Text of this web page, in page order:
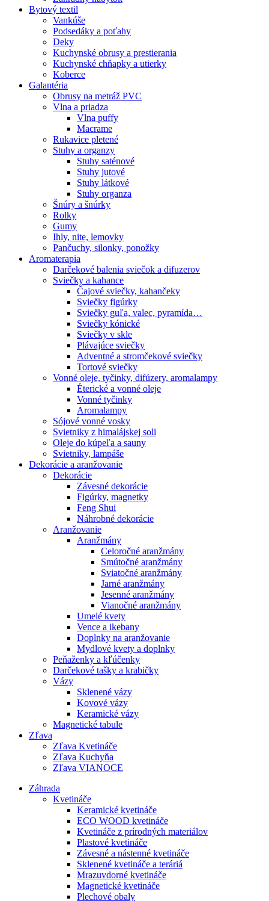
Bytový textil
Vankúše
Podsedáky a poťahy
Deky
Kuchynské obrusy a prestierania
Kuchynské chňapky a utierky
Koberce
Galantéria
Obrusy na metráž PVC
Vlna a priadza
Vlna puffy
Macrame
Rukavice pletené
Stuhy a organzy
Stuhy saténové
Stuhy jutové
Stuhy látkové
Stuhy organza
Šnúry a šnúrky
Rolky
Gumy
Ihly, nite, lemovky
Pančuchy, silonky, ponožky
Aromaterapia
Darčekové balenia sviečok a difuzerov
Sviečky a kahance
Čajové sviečky, kahančeky
Sviečky figúrky
Sviečky guľa, valec, pyramída…
Sviečky kónické
Sviečky v skle
Plávajúce sviečky
Adventné a stromčekové sviečky
Tortové sviečky
Vonné oleje, tyčinky, difúzery, aromalampy
Éterické a vonné oleje
Vonné tyčinky
Aromalampy
Sójové vonné vosky
Svietniky z himalájskej soli
Oleje do kúpeľa a sauny
Svietniky, lampáše
Dekorácie a aranžovanie
Dekorácie
Závesné dekorácie
Figúrky, magnetky
Feng Shui
Náhrobné dekorácie
Aranžovanie
Aranžmány
Celoročné aranžmány
Smútočné aranžmány
Sviatočné aranžmány
Jarné aranžmány
Jesenné aranžmány
Vianočné aranžmány
Umelé kvety
Vence a ikebany
Doplnky na aranžovanie
Mydlové kvety a doplnky
Peňaženky a kľúčenky
Darčekové tašky a krabičky
Vázy
Sklenené vázy
Kovové vázy
Keramické vázy
Magnetické tabule
Zľava
Zľava Kvetináče
Zľava Kuchyňa
Zľava VIANOCE
Záhrada
Kvetináče
Keramické kvetináče
ECO WOOD kvetináče
Kvetináče z prírodných materiálov
Plastové kvetináče
Závesné a nástenné kvetináče
Sklenené kvetináče a teráriá
Mrazuvdorné kvetináče
Magnetické kvetináče
Plechové obaly